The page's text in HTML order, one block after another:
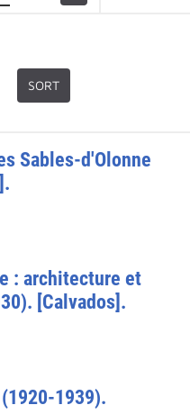
SORT
Sables-d'Olonne
: architecture et
[Calvados].
1939).